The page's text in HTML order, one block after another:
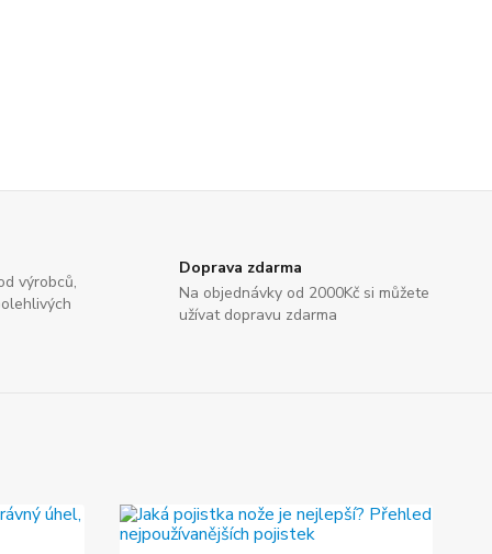
výrobců,
Doprava zdarma
Na objednávky od 2000Kč si můžete
užívat dopravu zdarma